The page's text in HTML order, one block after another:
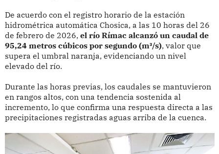
De acuerdo con el registro horario de la estación
hidrométrica automática Chosica, a las 10 horas del 26
de febrero de 2026, el río Rímac alcanzó un caudal de
95,24 metros cúbicos por segundo (m³/s), valor que
supera el umbral naranja, evidenciando un nivel
elevado del río.
Durante las horas previas, los caudales se mantuvieron
en rangos altos, con una tendencia sostenida al
incremento, lo que confirma una respuesta directa a las
precipitaciones registradas aguas arriba de la cuenca.